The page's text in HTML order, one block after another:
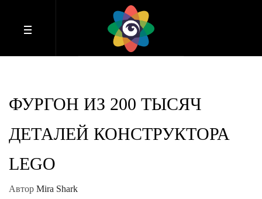
ФУРГОН ИЗ 200 ТЫСЯЧ
ДЕТАЛЕЙ КОНСТРУКТОРА
LEGO
Автор Mira Shark